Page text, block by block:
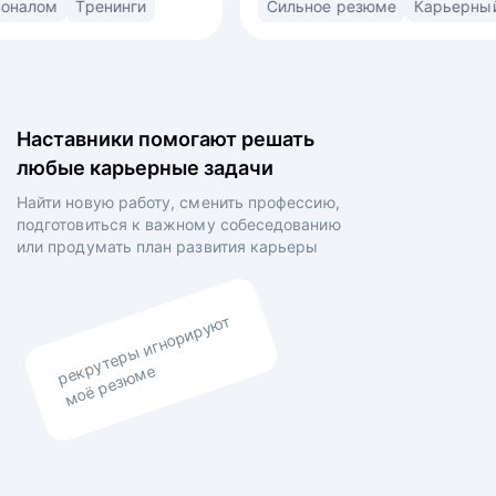
(market/product fit) в найме. Знаю ожидания
Выравниваю ваши личные цели и планы
работодателя.
Управление персоналом
Тренинги
Сильное
Наставники помогают решать
любые карьерные задачи
Найти новую работу, сменить профессию,
подготовиться к важному собеседованию
или продумать план развития карьеры
рекрутеры игнорируют
моё резюме